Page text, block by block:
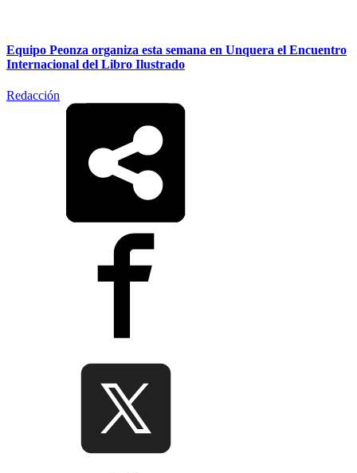
Equipo Peonza organiza esta semana en Unquera el Encuentro
Internacional del Libro Ilustrado
Redacción